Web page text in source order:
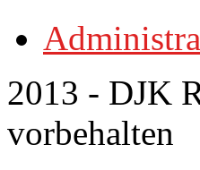
2013 - DJK
vorbehalten